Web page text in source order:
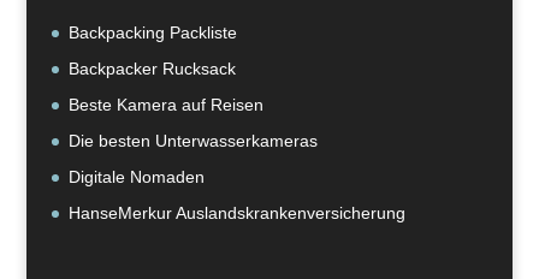
Backpacking Packliste
Backpacker Rucksack
Beste Kamera auf Reisen
Die besten Unterwasserkameras
Digitale Nomaden
HanseMerkur Auslandskrankenversicherung